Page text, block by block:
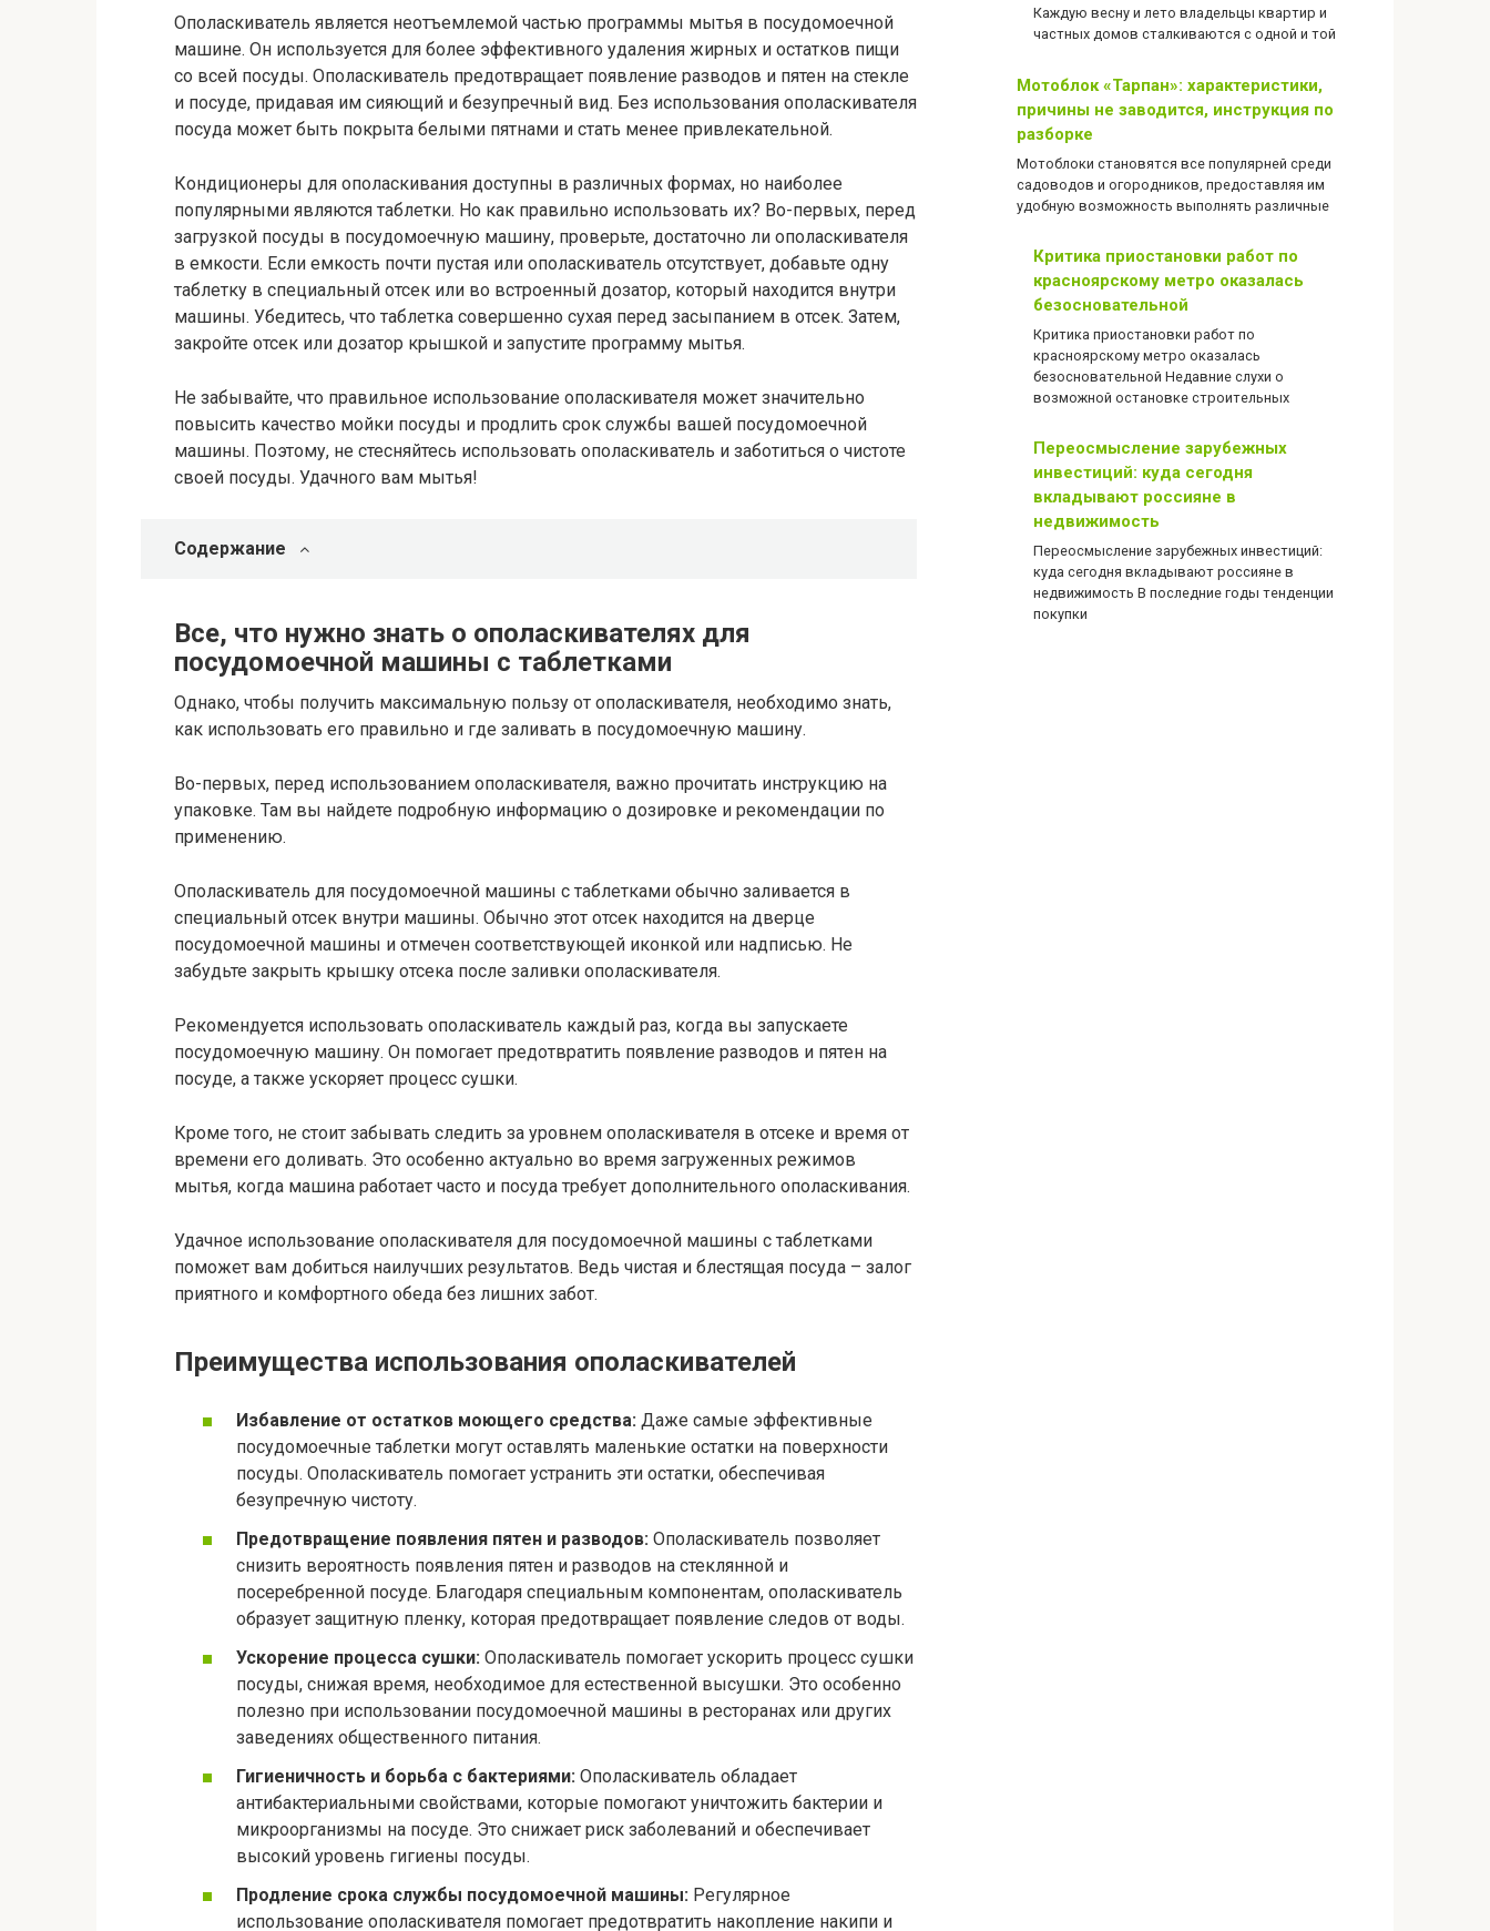
Ополаскиватель является неотъемлемой частью программы мытья в посудомоечной
машине. Он используется для более эффективного удаления жирных и остатков пищи
со всей посуды. Ополаскиватель предотвращает появление разводов и пятен на стекле
и посуде, придавая им сияющий и безупречный вид. Без использования ополаскивателя
посуда может быть покрыта белыми пятнами и стать менее привлекательной.
Кондиционеры для ополаскивания доступны в различных формах, но наиболее
популярными являются таблетки. Но как правильно использовать их? Во-первых, перед
загрузкой посуды в посудомоечную машину, проверьте, достаточно ли ополаскивателя
в емкости. Если емкость почти пустая или ополаскиватель отсутствует, добавьте одну
таблетку в специальный отсек или во встроенный дозатор, который находится внутри
машины. Убедитесь, что таблетка совершенно сухая перед засыпанием в отсек. Затем,
закройте отсек или дозатор крышкой и запустите программу мытья.
Не забывайте, что правильное использование ополаскивателя может значительно
повысить качество мойки посуды и продлить срок службы вашей посудомоечной
машины. Поэтому, не стесняйтесь использовать ополаскиватель и заботиться о чистоте
своей посуды. Удачного вам мытья!
Содержание
Все, что нужно знать о ополаскивателях для
посудомоечной машины с таблетками
Однако, чтобы получить максимальную пользу от ополаскивателя, необходимо знать,
как использовать его правильно и где заливать в посудомоечную машину.
Во-первых, перед использованием ополаскивателя, важно прочитать инструкцию на
упаковке. Там вы найдете подробную информацию о дозировке и рекомендации по
применению.
Ополаскиватель для посудомоечной машины с таблетками обычно заливается в
специальный отсек внутри машины. Обычно этот отсек находится на дверце
посудомоечной машины и отмечен соответствующей иконкой или надписью. Не
забудьте закрыть крышку отсека после заливки ополаскивателя.
Рекомендуется использовать ополаскиватель каждый раз, когда вы запускаете
посудомоечную машину. Он помогает предотвратить появление разводов и пятен на
посуде, а также ускоряет процесс сушки.
Кроме того, не стоит забывать следить за уровнем ополаскивателя в отсеке и время от
времени его доливать. Это особенно актуально во время загруженных режимов
мытья, когда машина работает часто и посуда требует дополнительного ополаскивания.
Удачное использование ополаскивателя для посудомоечной машины с таблетками
поможет вам добиться наилучших результатов. Ведь чистая и блестящая посуда – залог
приятного и комфортного обеда без лишних забот.
Преимущества использования ополаскивателей
Избавление от остатков моющего средства: Даже самые эффективные
посудомоечные таблетки могут оставлять маленькие остатки на поверхности
посуды. Ополаскиватель помогает устранить эти остатки, обеспечивая
безупречную чистоту.
Предотвращение появления пятен и разводов: Ополаскиватель позволяет
снизить вероятность появления пятен и разводов на стеклянной и
посеребренной посуде. Благодаря специальным компонентам, ополаскиватель
образует защитную пленку, которая предотвращает появление следов от воды.
Ускорение процесса сушки: Ополаскиватель помогает ускорить процесс сушки
посуды, снижая время, необходимое для естественной высушки. Это особенно
полезно при использовании посудомоечной машины в ресторанах или других
заведениях общественного питания.
Гигиеничность и борьба с бактериями: Ополаскиватель обладает
антибактериальными свойствами, которые помогают уничтожить бактерии и
микроорганизмы на посуде. Это снижает риск заболеваний и обеспечивает
высокий уровень гигиены посуды.
Продление срока службы посудомоечной машины: Регулярное
использование ополаскивателя помогает предотвратить накопление накипи и
Каждую весну и лето владельцы квартир и
частных домов сталкиваются с одной и той
Мотоблок «Тарпан»: характеристики,
причины не заводится, инструкция по
разборке
Мотоблоки становятся все популярней среди
садоводов и огородников, предоставляя им
удобную возможность выполнять различные
Критика приостановки работ по
красноярскому метро оказалась
безосновательной
Критика приостановки работ по
красноярскому метро оказалась
безосновательной Недавние слухи о
возможной остановке строительных
Переосмысление зарубежных
инвестиций: куда сегодня
вкладывают россияне в
недвижимость
Переосмысление зарубежных инвестиций:
куда сегодня вкладывают россияне в
недвижимость В последние годы тенденции
покупки